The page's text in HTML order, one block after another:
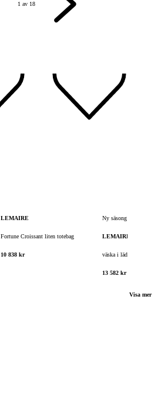
1 av 18 Nästa
LEMAIRE
Fortune Croissant liten totebag
10 838 kr
Ny säsong
LEMAIRE
väska i läder med bälte
13 582 kr
Visa mer